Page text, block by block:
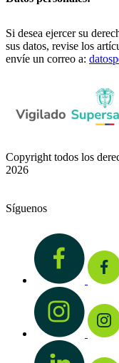
Si desea ejercer su
sus datos, revise los
envíe un correo a:
Copyright todos los
2026
Síguenos